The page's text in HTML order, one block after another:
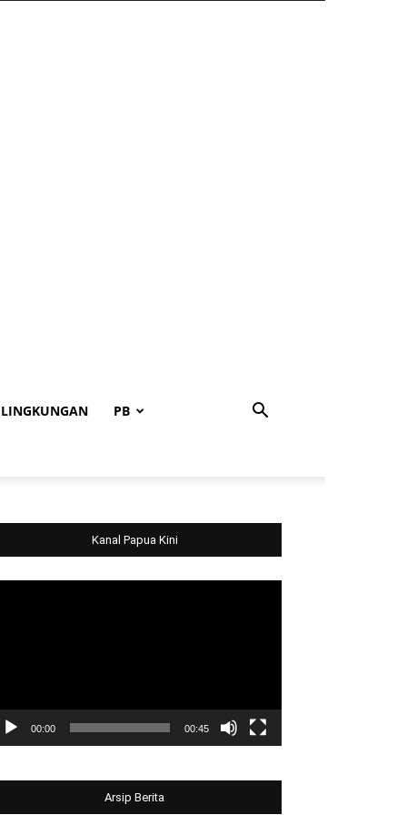
LINGKUNGAN PB
Kanal Papua Kini
00:00 00:45
Arsip Berita